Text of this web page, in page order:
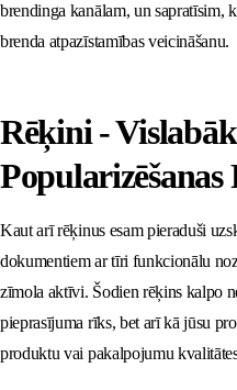
brendinga kanālam, un sapratīsim,
brenda atpazīstamības veicināšanu.
Rēķini -
Popularizēšanas
Kaut arī rēķinus esam pieraduši
dokumentiem ar tīri funkcionālu
zīmola aktīvi. Šodien rēķins kalpo
pieprasījuma rīks, bet arī kā jūsu
produktu vai pakalpojumu